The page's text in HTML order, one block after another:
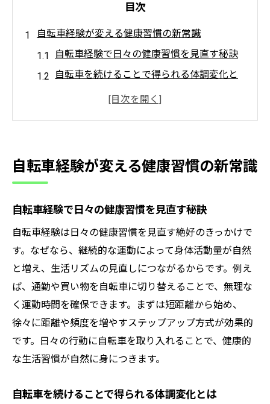
目次
自転車経験が変える健康習慣の新常識
自転車経験で日々の健康習慣を見直す秘訣
自転車を続けることで得られる体調変化と
自転車生活で感じる心身のポジティブな変
自転車習慣が健康意識に与える本当の影響
体力アップに自転車を取り入れるコツ
自転車で効率よく体力アップする方法
初心者でも続けやすい自転車トレーニング
術
自転車経験を活かした持久力向上の習慣づ
くり
自転車運動で疲れにくい体を作るポイント
自転車を日常に取り入れる成功のコツ
自転車経験が変える健康習慣の新常識
自転車経験で日々の健康習慣を見直す秘訣
自転車経験は日々の健康習慣を見直す絶好のきっかけで
す。なぜなら、継続的な運動によって身体活動量が自然
と増え、生活リズムの見直しにつながるからです。例え
ば、通勤や買い物を自転車に切り替えることで、無理な
く運動時間を確保できます。まずは短距離から始め、
徐々に距離や頻度を増やすステップアップ方式が効果的
です。日々の行動に自転車を取り入れることで、健康的
な生活習慣が自然に身につきます。
自転車を続けることで得られる体調変化とは